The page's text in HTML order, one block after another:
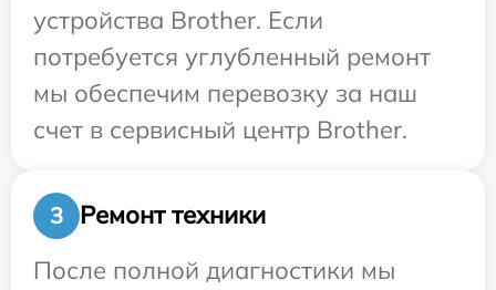
устройства Brother. Если
потребуется углубленный ремонт
мы обеспечим перевозку за наш
счет в сервисный центр Brother.
3
Ремонт техники
После полной диагностики мы